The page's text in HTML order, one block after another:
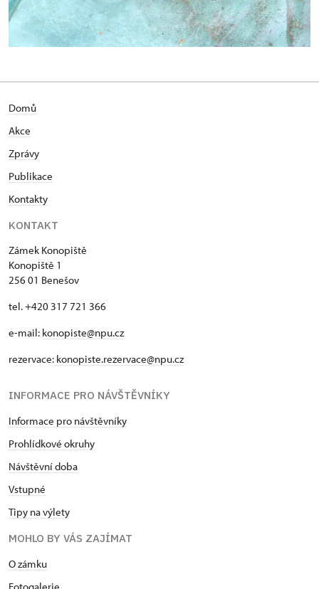
Domů
Akce
Zprávy
Publikace
Kontakty
KONTAKT
Zámek Konopiště
Konopiště 1
256 01 Benešov
tel. +420 317 721 366
e-mail: konopiste@npu.cz
rezervace: konopiste.rezervace@npu.cz
INFORMACE PRO NÁVŠTĚVNÍKY
Informace pro návštěvníky
Prohlídkové okruhy
Návštěvní doba
Vstupné
Tipy na výlety
MOHLO BY VÁS ZAJÍMAT
O zámku